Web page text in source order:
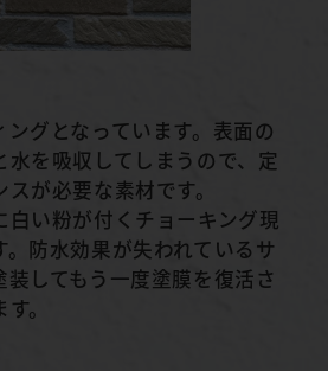
グとなっています。表面の
水を吸収してしまうので、定
が必要な素材です。
白い粉が付くチョーキング現
防水効果が失われているサ
してもう一度塗膜を復活さ
。